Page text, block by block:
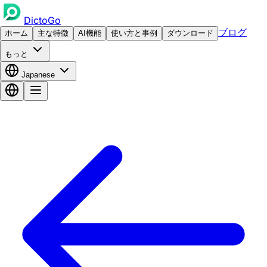
DictoGo
ホーム 主な特徴 AI機能 使い方と事例 ダウンロード ブログ
もっと
Japanese